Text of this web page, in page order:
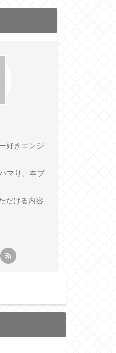
好きエンジ
マり、本ブ
だける内容